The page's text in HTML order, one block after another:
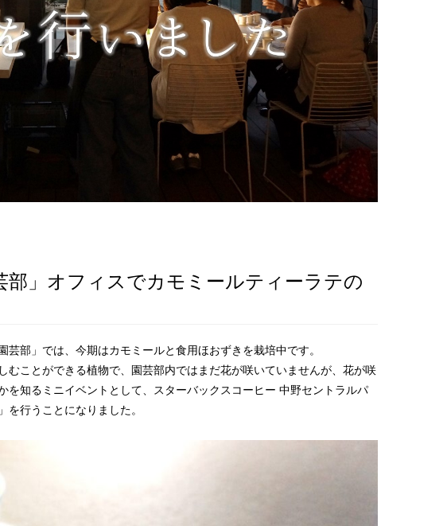
部」オフィスでカモミールティーラテの
部」では、今期はカモミールと食用ほおずきを栽培中です。
ことができる植物で、園芸部内ではまだ花が咲いていませんが、花が咲
知るミニイベントとして、スターバックスコーヒー 中野セントラルパ
行うことになりました。